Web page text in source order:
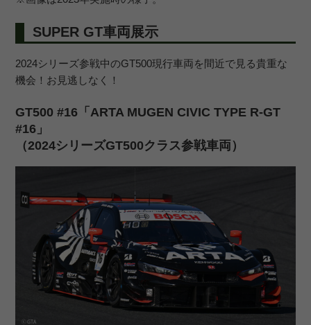
SUPER GT車両展示
2024シリーズ参戦中のGT500現行車両を間近で見る貴重な
機会！お見逃しなく！
GT500 #16「ARTA MUGEN CIVIC TYPE R-GT
#16」
（2024シリーズGT500クラス参戦車両）